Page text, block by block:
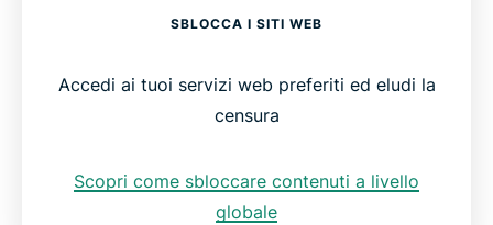
SBLOCCA I SITI WEB
Accedi ai tuoi servizi web preferiti ed eludi la
censura
Scopri come sbloccare contenuti a livello
globale